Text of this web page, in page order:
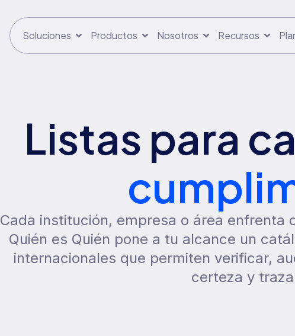
Soluciones Productos Nosotros Recursos
Listas para
Cada institución, empresa o área enfrenta
Quién es Quién pone a tu alcance un
internacionales que permiten verificar,
certeza y